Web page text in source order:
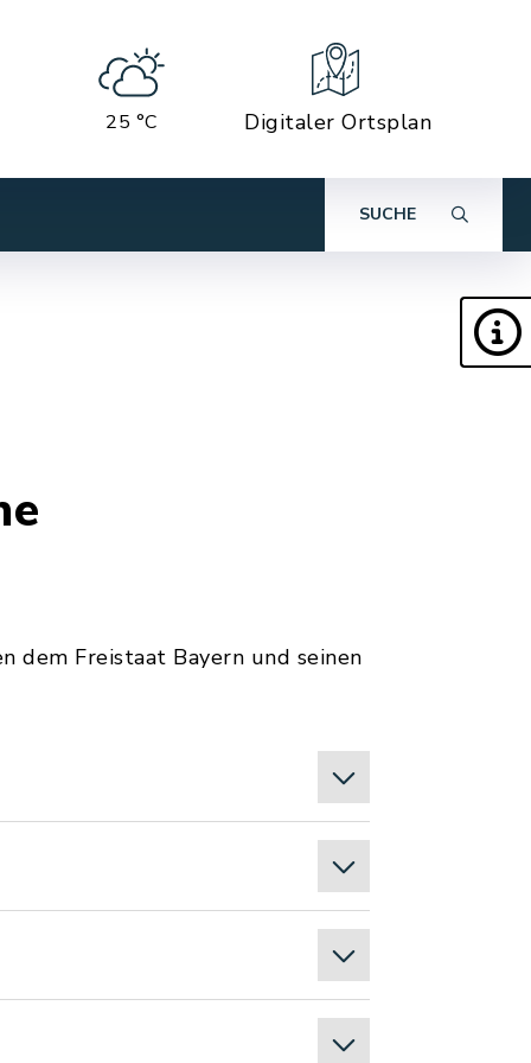
25 °C Digitaler Ortsplan
SUCHE
dem Freistaat Bayern und seinen